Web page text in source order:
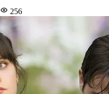
256